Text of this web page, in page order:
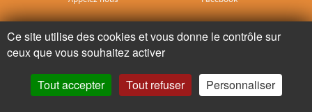
Instagram
Ne ratez plus rien,
Ce site utilise des cookies et vous donne le contrôle sur
ceux que vous souhaitez activer
Tout accepter Tout refuser Personnaliser